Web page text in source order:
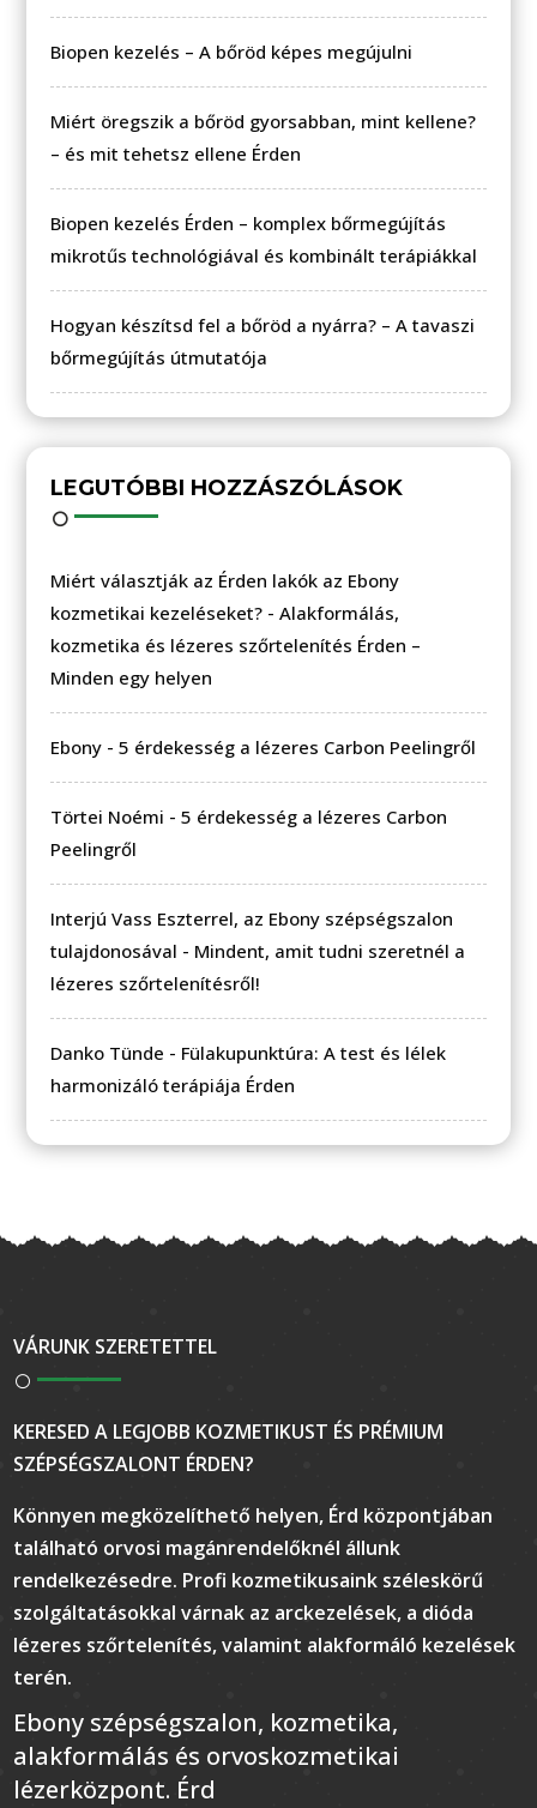
Biopen kezelés – A bőröd képes megújulni
Miért öregszik a bőröd gyorsabban, mint kellene?
– és mit tehetsz ellene Érden
Biopen kezelés Érden – komplex bőrmegújítás
mikrotűs technológiával és kombinált terápiákkal
Hogyan készítsd fel a bőröd a nyárra? – A tavaszi
bőrmegújítás útmutatója
LEGUTÓBBI HOZZÁSZÓLÁSOK
Miért választják az Érden lakók az Ebony
kozmetikai kezeléseket? -Alakformálás,
kozmetika és lézeres szőrtelenítés Érden –
Minden egy helyen
Ebony -5 érdekesség a lézeres Carbon Peelingről
Törtei Noémi -5 érdekesség a lézeres Carbon
Peelingről
Interjú Vass Eszterrel, az Ebony szépségszalon
tulajdonosával - Mindent, amit tudni szeretnél a
lézeres szőrtelenítésről!
Danko Tünde - Fülakupunktúra: A test és lélek
harmonizáló terápiája Érden
VÁRUNK SZERETETTEL
KERESED A LEGJOBB KOZMETIKUST ÉS PRÉMIUM
SZÉPSÉGSZALONT ÉRDEN?
Könnyen megközelíthető helyen, Érd központjában
található orvosi magánrendelőknél állunk
rendelkezésedre. Profi kozmetikusaink széleskörű
szolgáltatásokkal várnak az arckezelések, a dióda
lézeres szőrtelenítés, valamint alakformáló kezelések
terén.
Ebony szépségszalon, kozmetika,
alakformálás és orvoskozmetikai
lézerközpont. Érd